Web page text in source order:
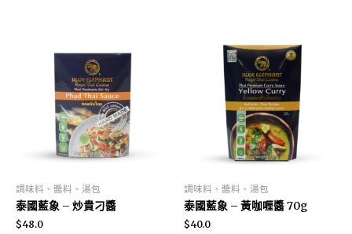
調味料、醬料、湯包
泰國藍象 – 炒貴刁醬
$48.0
調味料、醬料、湯包
泰國藍象 – 黃咖喱醬 70g
$40.0